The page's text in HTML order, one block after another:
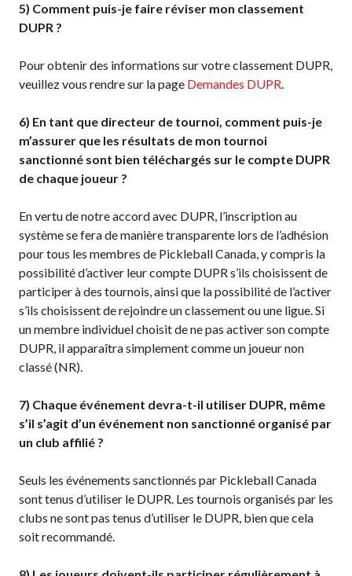
d’arbitrage
Avantages pour les
Adhésion –
Renouvèlement
fréquentes
membres
Programme
d’assurance de
Pickleball Canada
Questions
concernant
l’assurance
Qui est assuré ?
couvert ?
couverture
5) Comment puis-je faire réviser mon classement
DUPR ?
Pour obtenir des informations sur votre classement DUPR,
veuillez vous rendre sur la page Demandes DUPR.
6) En tant que directeur de tournoi, comment puis-je
m’assurer que les résultats de mon tournoi
sanctionné sont bien téléchargés sur le compte DUPR
de chaque joueur ?
En vertu de notre accord avec DUPR, l’inscription au
système se fera de manière transparente lors de l’adhésion
pour tous les membres de Pickleball Canada, y compris la
possibilité d’activer leur compte DUPR s’ils choisissent de
participer à des tournois, ainsi que la possibilité de l’activer
s’ils choisissent de rejoindre un classement ou une ligue. Si
un membre individuel choisit de ne pas activer son compte
DUPR, il apparaîtra simplement comme un joueur non
classé (NR).
7) Chaque événement devra-t-il utiliser DUPR, même
s’il s’agit d’un événement non sanctionné organisé par
un club affilié ?
Seuls les événements sanctionnés par Pickleball Canada
sont tenus d’utiliser le DUPR. Les tournois organisés par les
clubs ne sont pas tenus d’utiliser le DUPR, bien que cela
soit recommandé.